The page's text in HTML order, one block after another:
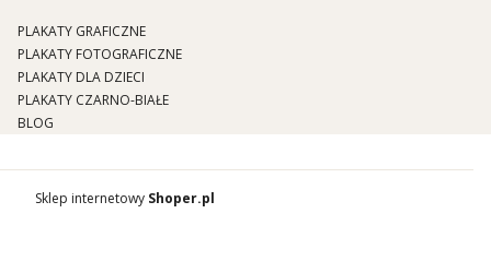
PLAKATY GRAFICZNE
PLAKATY FOTOGRAFICZNE
PLAKATY DLA DZIECI
PLAKATY CZARNO-BIAŁE
BLOG
Sklep internetowy Shoper.pl